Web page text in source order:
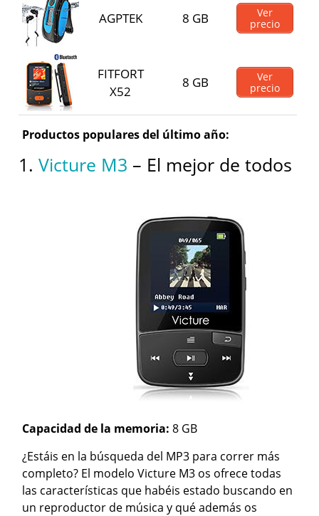
AGPTEK 8 GB
Ver
precio
FITFORT
X52
8 GB
Ver
precio
Productos populares del último año:
1.Victure M3 – El mejor de todos
Capacidad de la memoria:8 GB
¿Estáis en la búsqueda del MP3 para correr más
completo? El modelo Victure M3 os ofrece todas
las características que habéis estado buscando en
un reproductor de música y qué además os